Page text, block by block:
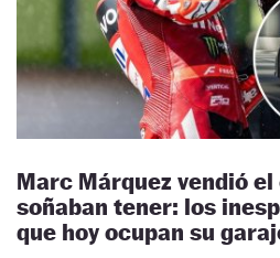
Marc Márquez vendió
soñaban tener: los
que hoy ocupan su